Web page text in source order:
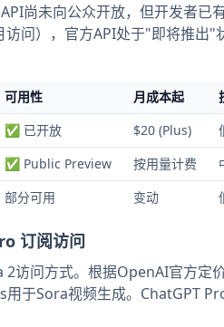
尚未向公众开放，但开发者
问），官方API处于"即将推出
可用性 月成本起
✅ 已开放 $20 (Plus)
✅ Public Preview 按用量计费
部分可用 变动
订阅访问
2访问方式。根据OpenAI官方定
于Sora视频生成。ChatGPT